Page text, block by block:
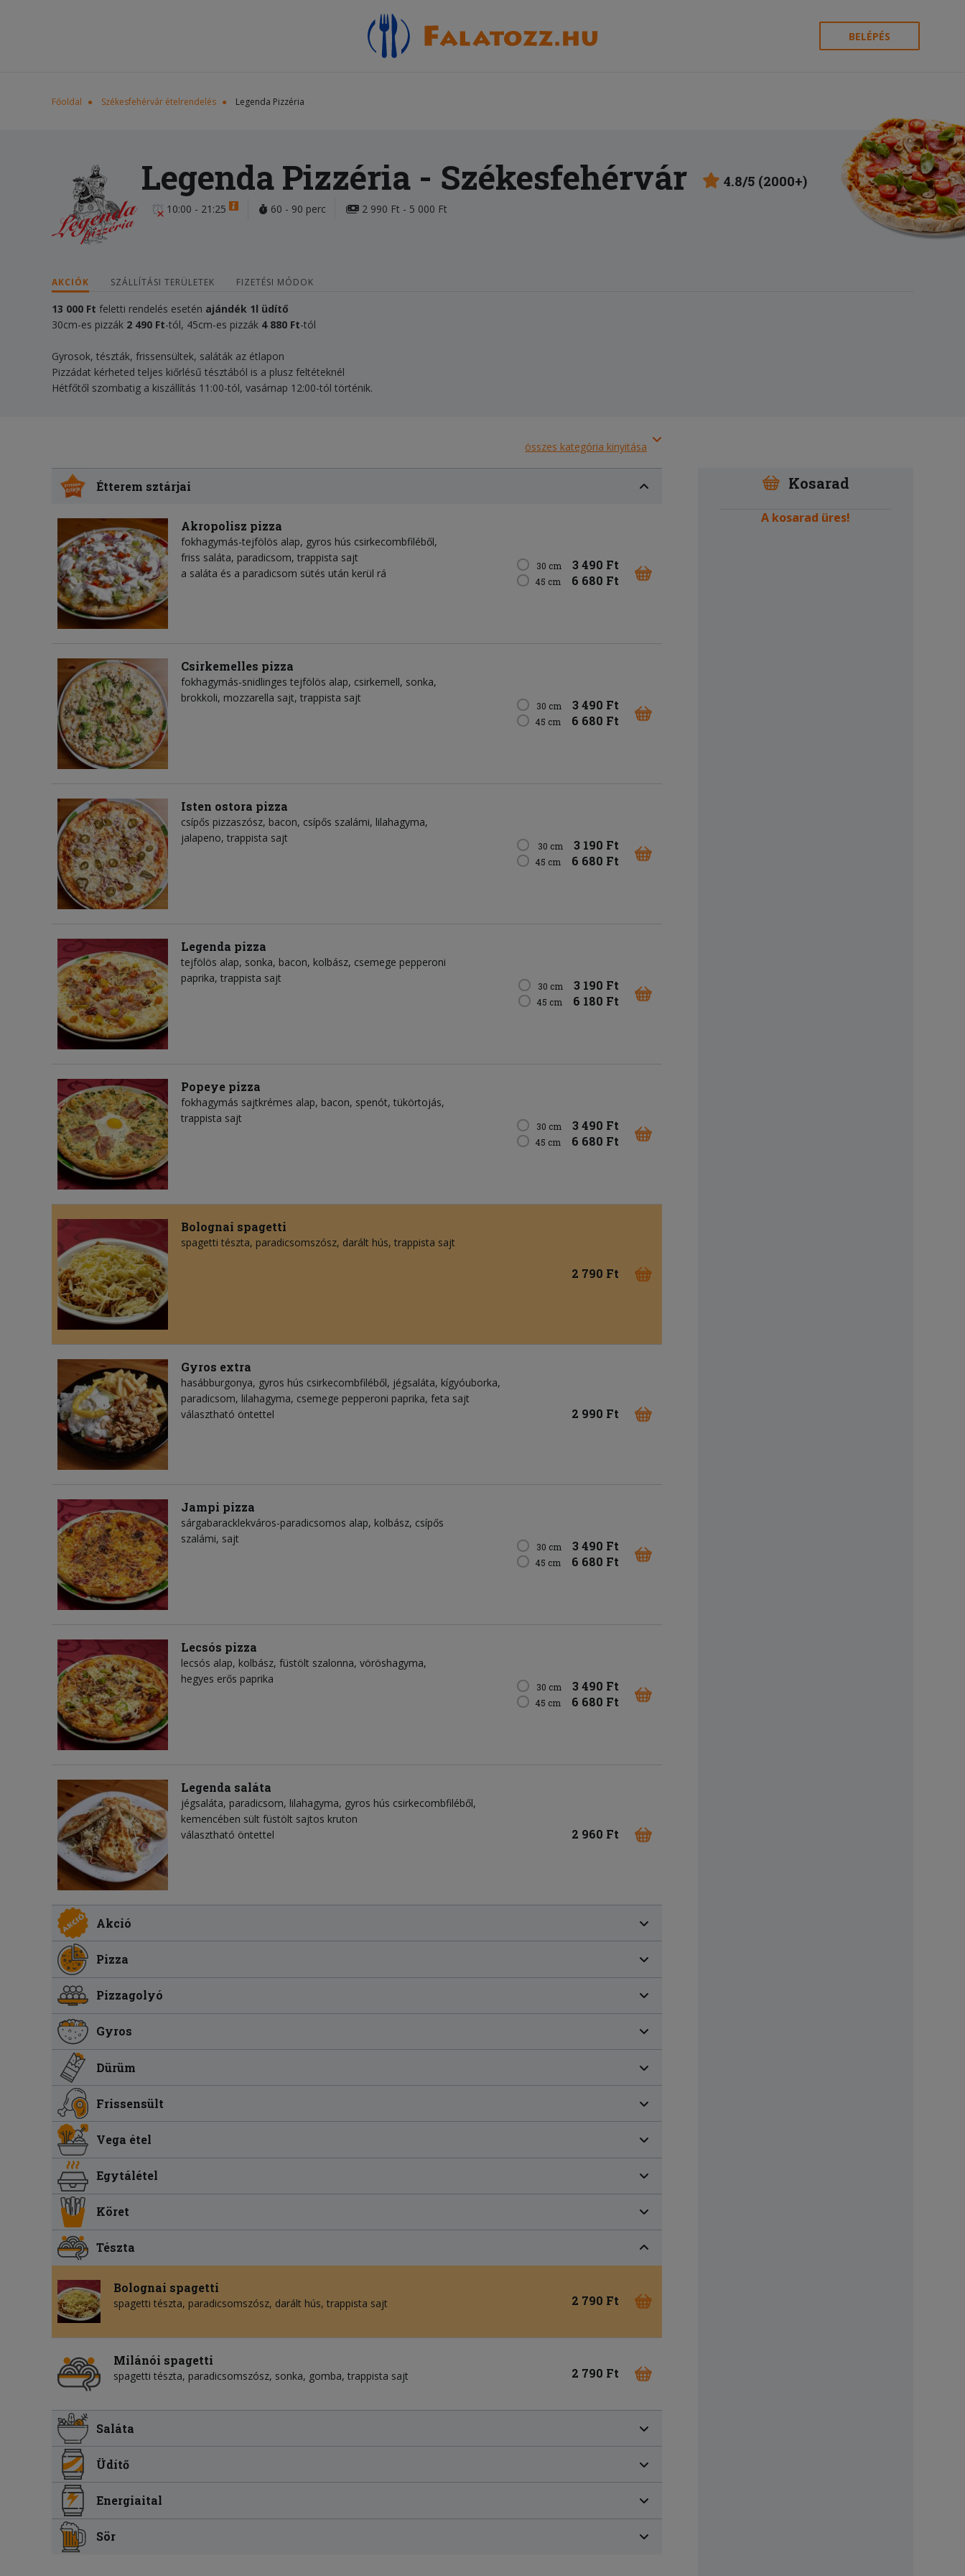
BELÉPÉS
Főoldal Székesfehérvár ételrendelés Legenda Pizzéria
Legenda Pizzéria - Székesfehérvár 4.8/5 (2000+)
10:00 - 21:25 60 - 90 perc 2 990 Ft - 5 000 Ft
AKCIÓK SZÁLLÍTÁSI TERÜLETEK FIZETÉSI MÓDOK
13 000 Ft feletti rendelés esetén ajándék 1l üdítő
30cm-es pizzák 2 490 Ft-tól, 45cm-es pizzák 4 880 Ft-tól
Gyrosok, tészták, frissensültek, saláták az étlapon
Pizzádat kérheted teljes kiőrlésű tésztából is a plusz feltéteknél
Hétfőtől szombatig a kiszállítás 11:00-tól, vasárnap 12:00-tól történik.
összes kategória kinyitása
Étterem sztárjai
Akropolisz pizza
fokhagymás-tejfölös alap, gyros hús csirkecombfiléből,
friss saláta, paradicsom, trappista sajt
a saláta és a paradicsom sütés után kerül rá
30 cm 3 490 Ft
45 cm 6 680 Ft
Csirkemelles pizza
fokhagymás-snidlinges tejfölös alap, csirkemell, sonka,
brokkoli, mozzarella sajt, trappista sajt
30 cm 3 490 Ft
45 cm 6 680 Ft
Isten ostora pizza
csípős pizzaszósz, bacon, csípős szalámi, lilahagyma,
jalapeno, trappista sajt
30 cm 3 190 Ft
45 cm 6 680 Ft
Legenda pizza
tejfölös alap, sonka, bacon, kolbász, csemege pepperoni
paprika, trappista sajt
30 cm 3 190 Ft
45 cm 6 180 Ft
Popeye pizza
fokhagymás sajtkrémes alap, bacon, spenót, tükörtojás,
trappista sajt
30 cm 3 490 Ft
45 cm 6 680 Ft
Bolognai spagetti
spagetti tészta, paradicsomszósz, darált hús, trappista sajt
2 790 Ft
Gyros extra
hasábburgonya, gyros hús csirkecombfiléből, jégsaláta, kígyóuborka,
paradicsom, lilahagyma, csemege pepperoni paprika, feta sajt
választható öntettel
2 990 Ft
Jampi pizza
sárgabaracklekváros-paradicsomos alap, kolbász, csípős
szalámi, sajt
30 cm 3 490 Ft
45 cm 6 680 Ft
Lecsós pizza
lecsós alap, kolbász, füstölt szalonna, vöröshagyma,
hegyes erős paprika
30 cm 3 490 Ft
45 cm 6 680 Ft
Legenda saláta
jégsaláta, paradicsom, lilahagyma, gyros hús csirkecombfiléből,
kemencében sült füstölt sajtos kruton
választható öntettel
2 960 Ft
Akció
Pizza
Pizzagolyó
Gyros
Dürüm
Frissensült
Vega étel
Egytálétel
Köret
Tészta
Bolognai spagetti
spagetti tészta, paradicsomszósz, darált hús, trappista sajt 2 790 Ft
Milánói spagetti
spagetti tészta, paradicsomszósz, sonka, gomba, trappista sajt 2 790 Ft
Saláta
Üdítő
Energiaital
Sör
Kosarad
A kosarad üres!